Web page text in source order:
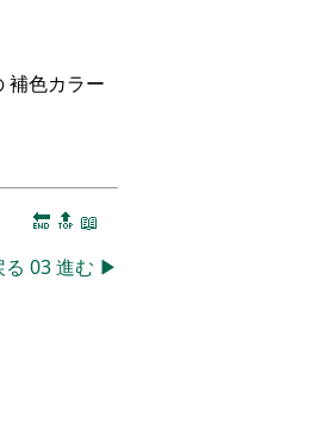
補色カラー
🔚 🔝 📖
る 03進む ▶